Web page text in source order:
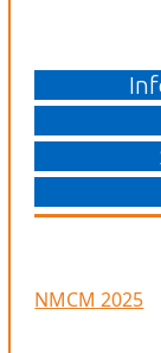
NMCM 2025